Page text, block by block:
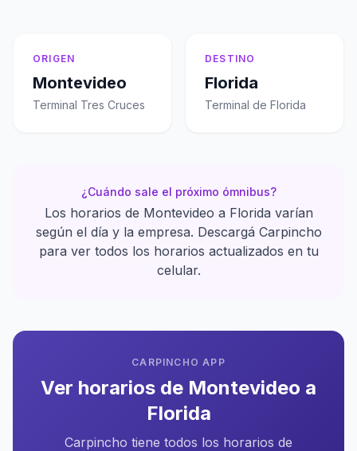
ORIGEN
Montevideo
Terminal Tres Cruces
DESTINO
Florida
Terminal de Florida
¿Cuándo sale el próximo ómnibus?
Los horarios de Montevideo a Florida varían
según el día y la empresa. Descargá Carpincho
para ver todos los horarios actualizados en tu
celular.
CARPINCHO APP
Ver horarios de Montevideo a
Florida
Carpincho tiene todos los horarios de